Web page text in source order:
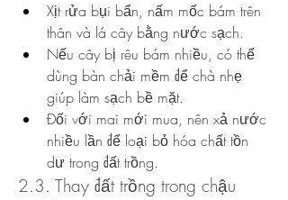
Xịt rửa bụi bẩn, nấm mốc bám trên
thân và lá cây bằng nước sạch.
Nếu cây bị rêu bám nhiều, có thể
dùng bàn chải mềm để chà nhẹ
giúp làm sạch bề mặt.
Đối với mai mới mua, nên xả nước
nhiều lần để loại bỏ hóa chất tồn
dư trong đất trồng.
2.3. Thay đất trồng trong chậu